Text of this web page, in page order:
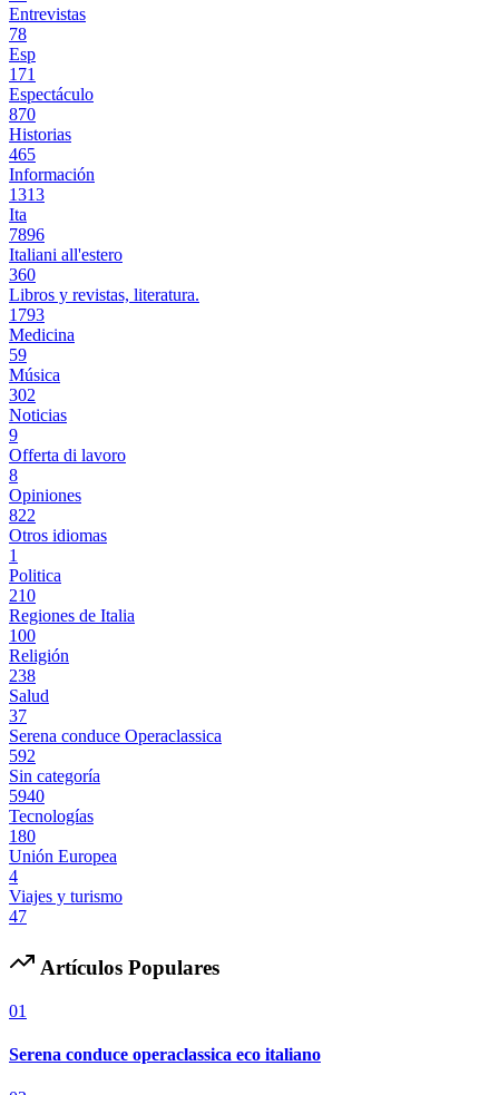
Entrevistas
78
Esp
171
Espectáculo
870
Historias
465
Información
1313
Ita
7896
Italiani all'estero
360
Libros y revistas, literatura.
1793
Medicina
59
Música
302
Noticias
9
Offerta di lavoro
8
Opiniones
822
Otros idiomas
1
Politica
210
Regiones de Italia
100
Religión
238
Salud
37
Serena conduce Operaclassica
592
Sin categoría
5940
Tecnologías
180
Unión Europea
4
Viajes y turismo
47
Artículos Populares
01
Serena conduce operaclassica eco italiano